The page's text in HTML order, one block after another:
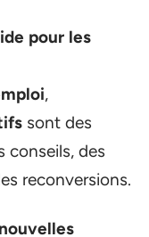
pour les
,
sont des
conseils, des
reconversions.